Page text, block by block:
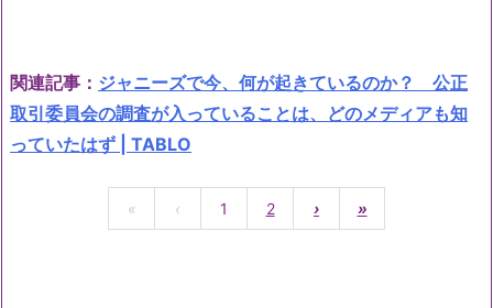
関連記事： ジャニーズで今、何が起きているのか？ 公正
取引委員会の調査が入っていることは、どのメディアも知
っていたはず | TABLO
« ‹ 1 2 › »